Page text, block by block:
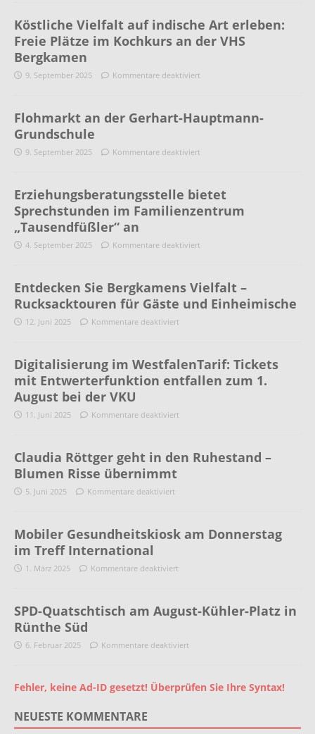
Köstliche Vielfalt auf indische Art erleben:
Freie Plätze im Kochkurs an der VHS
Bergkamen
9. September 2025 Kommentare deaktiviert
Flohmarkt an der Gerhart-Hauptmann-
Grundschule
9. September 2025 Kommentare deaktiviert
Erziehungsberatungsstelle bietet
Sprechstunden im Familienzentrum
„Tausendfüßler“ an
4. September 2025 Kommentare deaktiviert
Entdecken Sie Bergkamens Vielfalt –
Rucksacktouren für Gäste und Einheimische
12. Juni 2025 Kommentare deaktiviert
Digitalisierung im WestfalenTarif: Tickets
mit Entwerterfunktion entfallen zum 1.
August bei der VKU
11. Juni 2025 Kommentare deaktiviert
Claudia Röttger geht in den Ruhestand –
Blumen Risse übernimmt
5. Juni 2025 Kommentare deaktiviert
Mobiler Gesundheitskiosk am Donnerstag
im Treff International
1. März 2025 Kommentare deaktiviert
SPD-Quatschtisch am August-Kühler-Platz in
Rünthe Süd
6. Februar 2025 Kommentare deaktiviert
Fehler, keine Ad-ID gesetzt! Überprüfen Sie Ihre Syntax!
NEUESTE KOMMENTARE